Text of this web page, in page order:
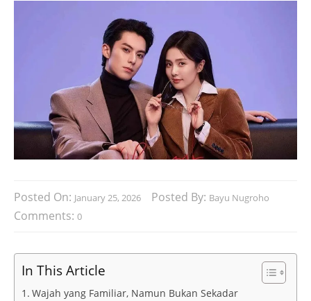
Posted On: January 25, 2026 Posted By: Bayu Nugroho
Comments: 0
In This Article
Wajah yang Familiar, Namun Bukan Sekadar